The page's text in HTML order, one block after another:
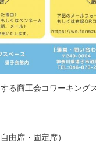
る商工会コワーキング
由席・固定席）